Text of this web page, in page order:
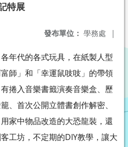
特展
發布單位： 學務處 |
年代的各式玩具，在紙製人型
師」和「幸運鼠吱吱」的帶領
捲入音樂書籤演奏音樂盒、歷
、首次公開立體書創作解密、
家中物品改造的大恐龍裝，還
工坊，不定期的DIY教學，讓大